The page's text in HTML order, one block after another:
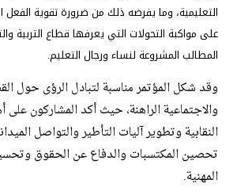
التعليمية، وما يفرضه ذلك من ضرورة تقوية الفعل
على مواكبة التحولات التي يعرفها قطاع التربية
المطالب المشروعة لنساء ورجال التعليم.
وقد شكل المؤتمر مناسبة لتبادل الرؤى حول
والاجتماعية الراهنة، حيث أكد المشاركون على
النقابية وتطوير آليات التأطير والتواصل
تحصين المكتسبات والدفاع عن الحقوق
المهنية.